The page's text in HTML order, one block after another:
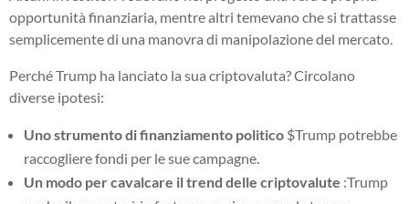
opportunità finanziaria, mentre altri temevano che si trattasse
semplicemente di una manovra di manipolazione del mercato.
Perché Trump ha lanciato la sua criptovaluta? Circolano
diverse ipotesi:
Uno strumento di finanziamento politico $Trump potrebbe
raccogliere fondi per le sue campagne.
Un modo per cavalcare il trend delle criptovalute :Trump